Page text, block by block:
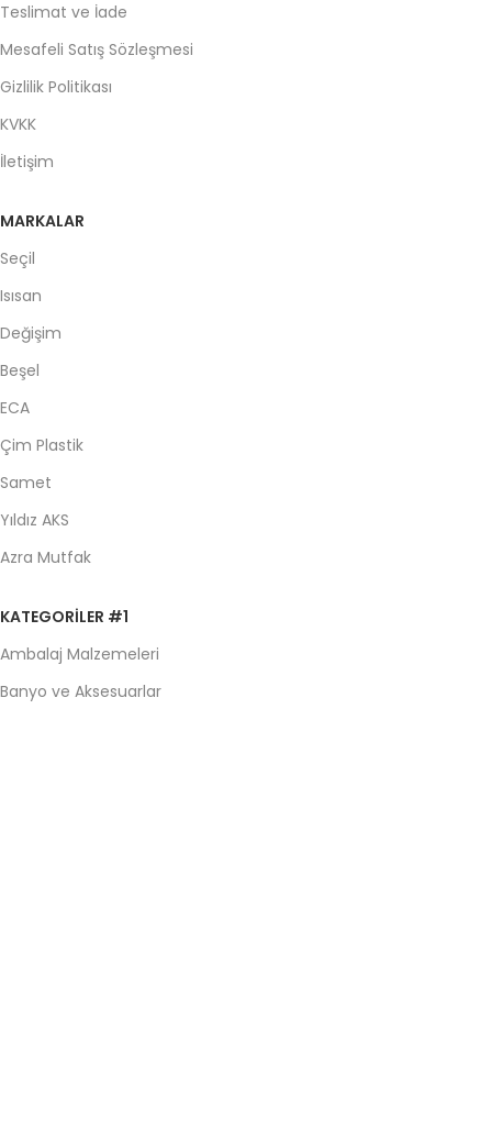
Teslimat ve İade
Mesafeli Satış Sözleşmesi
Gizlilik Politikası
KVKK
İletişim
MARKALAR
Seçil
Isısan
Değişim
Beşel
ECA
Çim Plastik
Samet
Yıldız AKS
Azra Mutfak
KATEGORILER #1
Ambalaj Malzemeleri
Banyo ve Aksesuarlar